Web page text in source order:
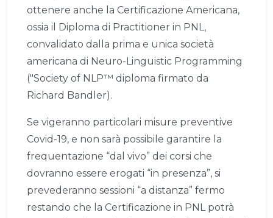
ottenere anche la Certificazione Americana,
ossia il Diploma di Practitioner in PNL,
convalidato dalla prima e unica società
americana di Neuro-Linguistic Programming
("Society of NLP™ diploma firmato da
Richard Bandler).
Se vigeranno particolari misure preventive
Covid-19, e non sarà possibile garantire la
frequentazione “dal vivo” dei corsi che
dovranno essere erogati “in presenza”, si
prevederanno sessioni “a distanza” fermo
restando che la Certificazione in PNL potrà